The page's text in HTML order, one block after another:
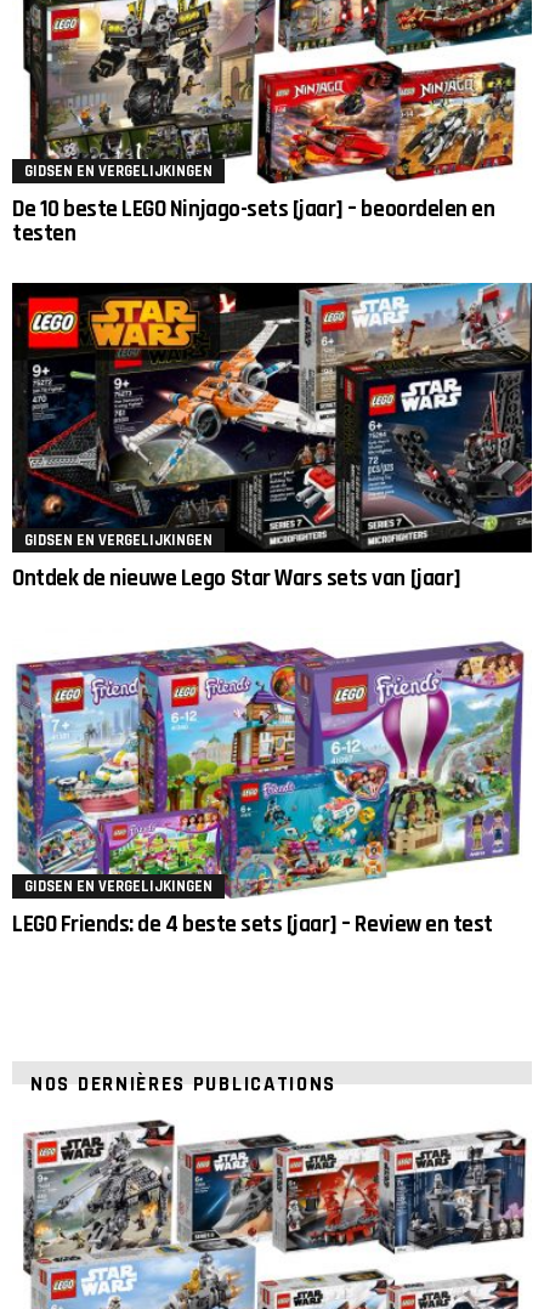
GIDSEN EN VERGELIJKINGEN
De 10 beste LEGO Ninjago-sets [jaar] – beoordelen en
testen
GIDSEN EN VERGELIJKINGEN
Ontdek de nieuwe Lego Star Wars sets van [jaar]
GIDSEN EN VERGELIJKINGEN
LEGO Friends: de 4 beste sets [jaar] – Review en test
NOS DERNIÈRES PUBLICATIONS